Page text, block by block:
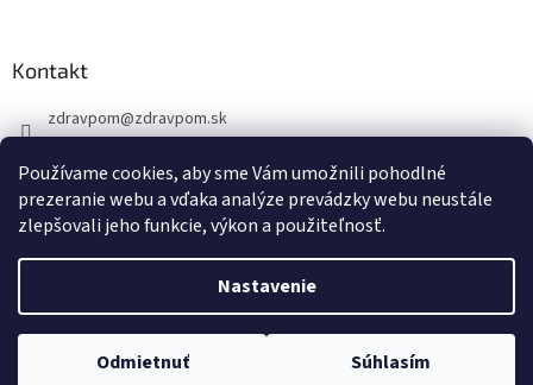
Používame cookies, aby sme Vám umožnili pohodlné
prezeranie webu a vďaka analýze prevádzky webu neustále
zlepšovali jeho funkcie, výkon a použiteľnosť.
Nastavenie
Odmietnuť Súhlasím
Kontakt
zdravpom@zdravpom.sk
Vytvoril Shoptet
Copyright 2026ZDRAVPOM . Všetky práva vyhradené.